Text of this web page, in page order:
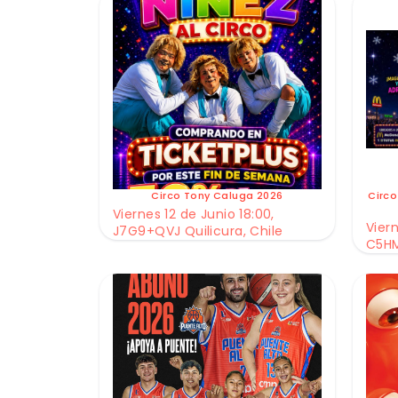
Circo Tony Caluga 2026
Viernes 12 de Junio 18:00,
J7G9+QVJ Quilicura, Chile